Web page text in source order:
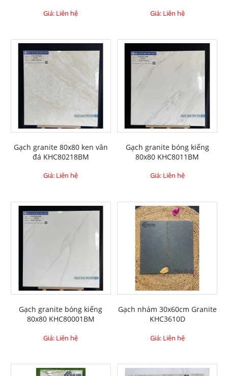
Giá: Liên hệ Giá: Liên hệ
Gạch granite 80x80 ken vân
đá KHC80218BM
Giá: Liên hệ
Gạch granite bóng kiếng
80x80 KHC8011BM
Giá: Liên hệ
Gạch granite bóng kiếng
80x80 KHC80001BM
Giá: Liên hệ
Gạch nhám 30x60cm Granite
KHC3610D
Giá: Liên hệ